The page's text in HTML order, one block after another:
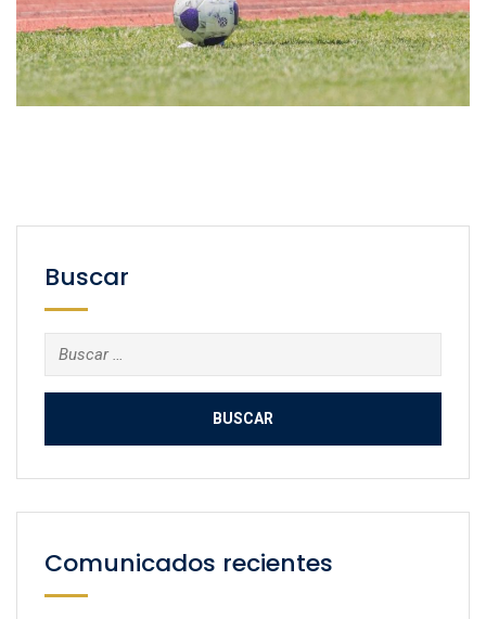
Buscar
Buscar:
Comunicados recientes